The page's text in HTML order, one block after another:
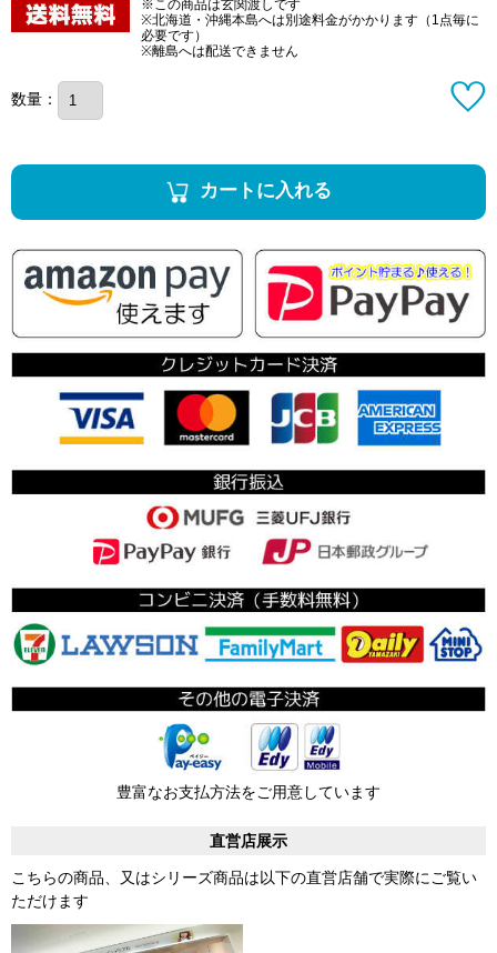
※この商品は玄関渡しです
※北海道・沖縄本島へは別途料金がかかります（1点毎に
必要です）
※離島へは配送できません
数量：
カートに入れる
豊富なお支払方法をご用意しています
直営店展示
こちらの商品、又はシリーズ商品は以下の直営店舗で実際にご覧い
ただけます